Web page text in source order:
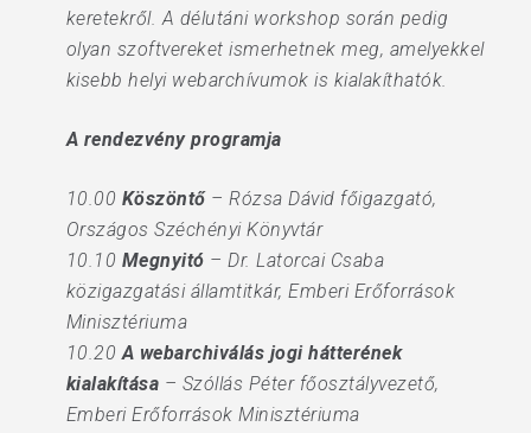
keretekről. A délutáni workshop során pedig
olyan szoftvereket ismerhetnek meg, amelyekkel
kisebb helyi webarchívumok is kialakíthatók.
A rendezvény programja
10.00 Köszöntő– Rózsa Dávid főigazgató,
Országos Széchényi Könyvtár
10.10 Megnyitó – Dr. Latorcai Csaba
közigazgatási államtitkár, Emberi Erőforrások
Minisztériuma
10.20A webarchiválás jogi hátterének
kialakítása – Szóllás Péter főosztályvezető,
Emberi Erőforrások Minisztériuma